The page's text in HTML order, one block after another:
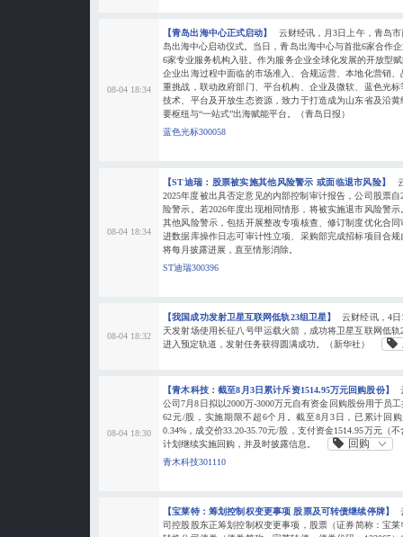
08-04 18:34
【青岛出海中心正式启动】
云财经讯，月3日上午，青岛
岛出海中心启动仪式。当日，青岛出海中心与首批6家合作
6家专业服务机构入驻。作为服务企业全球化发展的开放型
企业出海过程中面临的市场准入、合规运营、本地化营销
重挑战，联动政府部门、平台机构、企业及微软、蓝色光
技术、平台及开放生态资源，致力于打造成为山东省及沿
要枢纽与“一站式”出海赋能平台。（青岛日报）
蓝色光标300058
08-04 18:34
【ST迪瑞：股票被实施其他风险警示 或面临退市风险】
2025年度被出具否定意见的内部控制审计报告，公司股票
险警示。若2026年度出现相同情形，将被实施退市风险警
其他风险警示，包括开展整改专项核查、修订制度优化合
进数据库操作日志可审计性立项、采购部完成招标项目合
将每月披露进展，直至情形消除。
ST迪瑞300396
08-04 18:32
【我国成功发射卫星互联网低轨23组卫星】
云财经讯，4
天发射场使用长征八号甲运载火箭，成功将卫星互联网低
进入预定轨道，发射任务获得圆满成功。（新华社）
08-04 18:30
【青木科技：截至8月3日累计斥资1514.95万元回购股份】
公司7月8日拟以2000万-3000万元自有资金回购股份用于员
62元/股，实施期限不超6个月。截至8月3日，已累计回
0.34%，成交价33.20-35.70元/股，支付资金1514.95万元（
计划继续实施回购，并及时披露信息。
回购
青木科技301110
【宝莱特：筹划控制权变更事项 股票及可转债继续停牌】
司控股股东正筹划控制权变更事项，股票（证券简称：宝莱